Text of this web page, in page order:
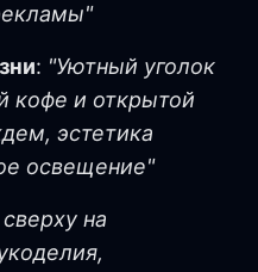
: "Уютный уголок
кофе и открытой
эстетика
освещение"
на